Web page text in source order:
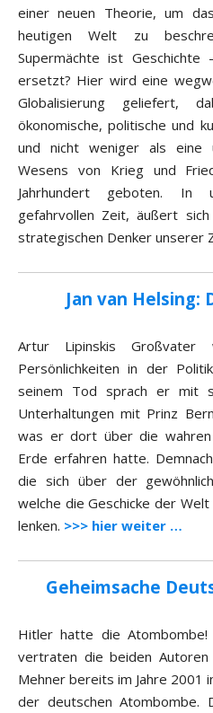
einer neuen Theorie, um
heutigen Welt zu
Supermächte ist
ersetzt? Hier wird eine
Globalisierung geliefert,
ökonomische, politische und
und nicht weniger als eine
Wesens von Krieg und
Jahrhundert geboten. In
gefahrvollen Zeit, äußert
strategischen Denker unserer
Jan van Helsing:
Artur Lipinskis Großvater
Persönlichkeiten in der
seinem Tod sprach er mit
Unterhaltungen mit Prinz
was er dort über die
Erde erfahren hatte.
die sich über der
welche die Geschicke der
lenken. >>> hier weiter …
Geheimsache
Hitler hatte die Atombombe!
vertraten die beiden
Mehner bereits im Jahre 2001
der deutschen Atombombe.